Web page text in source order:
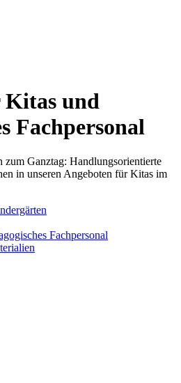
Kitas und
Fachpersonal
Ganztag: Handlungsorientierte
in unseren Angeboten für Kitas im
Fachpersonal